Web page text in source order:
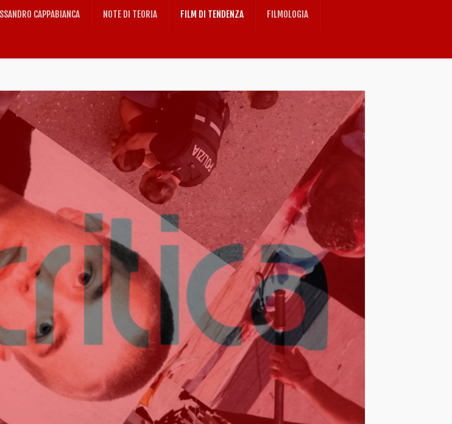
CAPPABIANCA NOTE DI TEORIA FILM DI TENDENZA FILMOLOGIA